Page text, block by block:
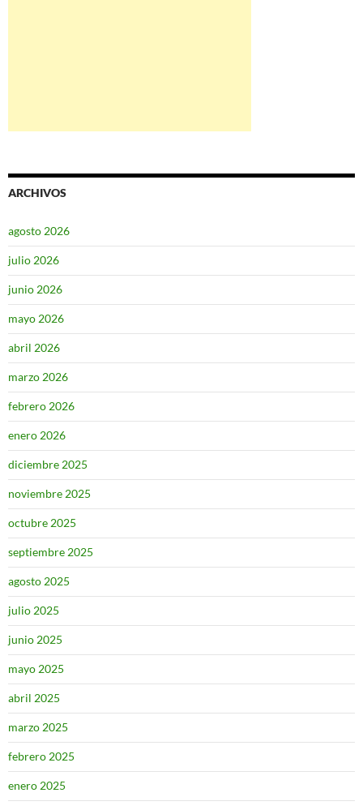
ARCHIVOS
agosto 2026
julio 2026
junio 2026
mayo 2026
abril 2026
marzo 2026
febrero 2026
enero 2026
diciembre 2025
noviembre 2025
octubre 2025
septiembre 2025
agosto 2025
julio 2025
junio 2025
mayo 2025
abril 2025
marzo 2025
febrero 2025
enero 2025